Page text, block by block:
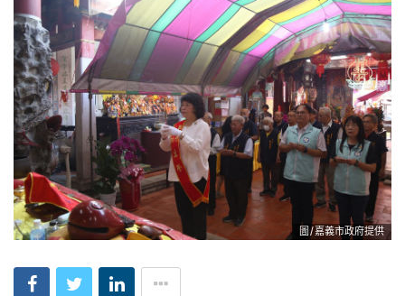
圖/嘉義市政府提供